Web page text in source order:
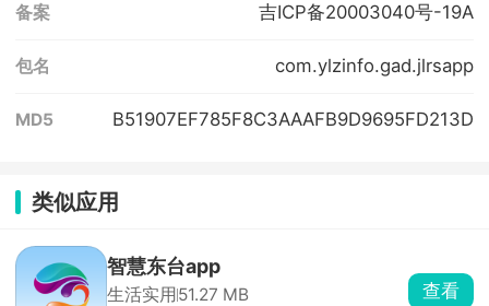
备案 吉ICP备20003040号-19A
包名 com.ylzinfo.gad.jlrsapp
MD5 B51907EF785F8C3AAAFB9D9695FD213D
类似应用
智慧东台app
生活实用 51.27 MB
查看